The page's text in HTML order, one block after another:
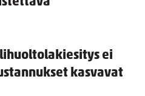
ei
kasvavat